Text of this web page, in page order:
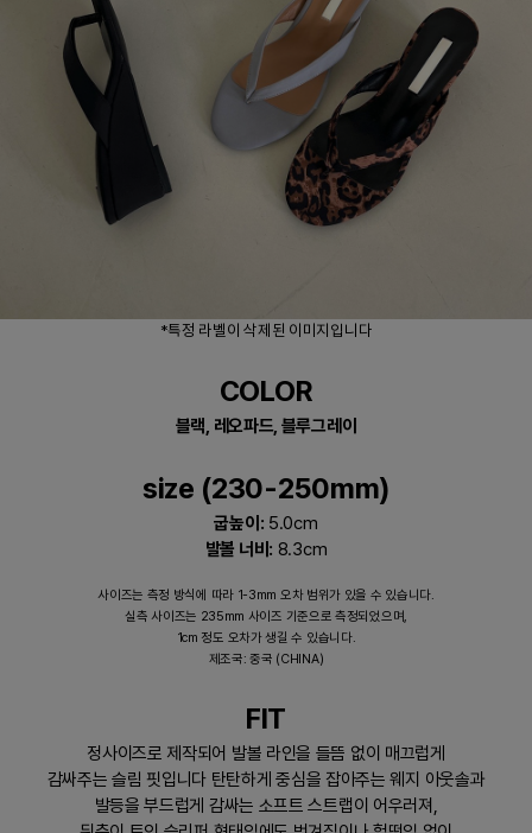
*​특정 라벨이 삭제된 이미지입니다
COLOR
블랙, 레오파드, 블루그레이
size (230-250mm)
굽높이: 5.0cm
발볼 너비: 8.3cm
사이즈는 측정 방식에 따라 1-3mm 오차 범위가 있을 수 있습니다.
실측 사이즈는 235mm 사이즈 기준으로 측정되었으며,
1cm 정도 오차가 생길 수 있습니다.
제조국: 중국 (CHINA)
FIT
정사이즈로 제작되어 발볼 라인을 들뜸 없이 매끄럽게
감싸주는 슬림 핏입니다 탄탄하게 중심을 잡아주는 웨지 아웃솔과
발등을 부드럽게 감싸는 소프트 스트랩이 어우러져,